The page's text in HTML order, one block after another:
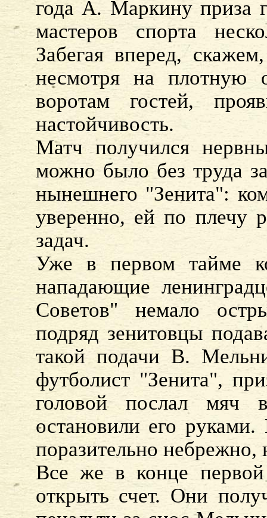
года А. Маркину приза
мастеров спорта
Забегая вперед,
несмотря на плотную
воротам гостей,
настойчивость.
Матч получился
можно было без труда
нынешнего "Зенита":
уверенно, ей по плечу
задач.
Уже в первом тайме
нападающие
Советов" немало
подряд зенитовцы
такой подачи В.
футболист "Зенита",
головой послал мяч
остановили его
поразительно небрежно,
Все же в конце
открыть счет. Они